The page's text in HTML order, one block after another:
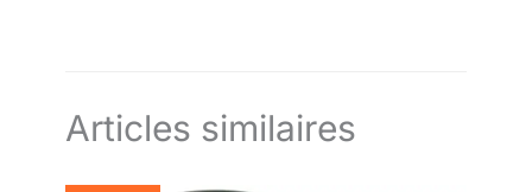
sans PFOA pour une cuisson
saine et un nettoyage ultra-
Articles similaires